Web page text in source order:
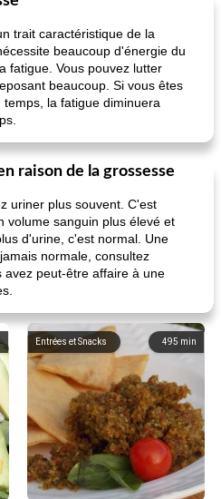
trait caractéristique de la
beaucoup d'énergie du
fatigue. Vous pouvez lutter
beaucoup. Si vous êtes
la fatigue diminuera
raison de la grossesse
uriner plus souvent. C'est
volume sanguin plus élevé et
d'urine, c'est normal. Une
normale, consultez
avez peut-être affaire à une
495 min
Entrées et Snacks